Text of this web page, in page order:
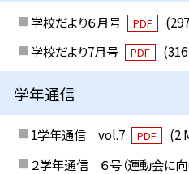
学校だより６月号 PDF
学校だより7月号
PDF
学年通信
1学年通信 vol.7 PDF
(2
２学年通信 ６号（運動会に向